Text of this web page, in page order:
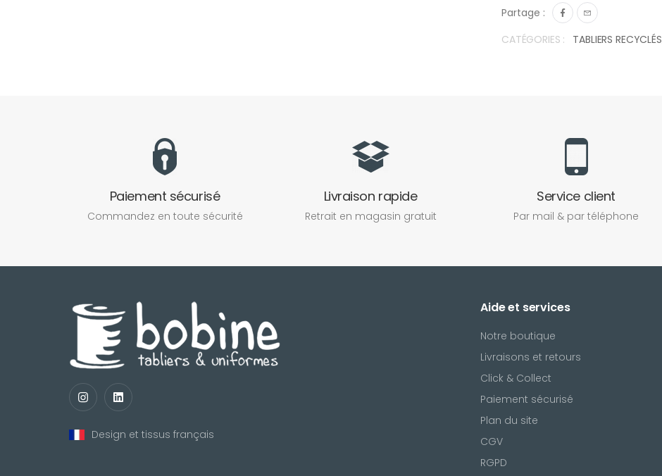
Partage :
CATÉGORIES :
TABLIERS RECYCLÉS
Paiement sécurisé
Commandez en toute sécurité
Livraison rapide
Retrait en magasin gratuit
Service client
Par mail & par téléphone
Design et tissus français
Aide et services
Notre boutique
Livraisons et retours
Click & Collect
Paiement sécurisé
Plan du site
CGV
RGPD